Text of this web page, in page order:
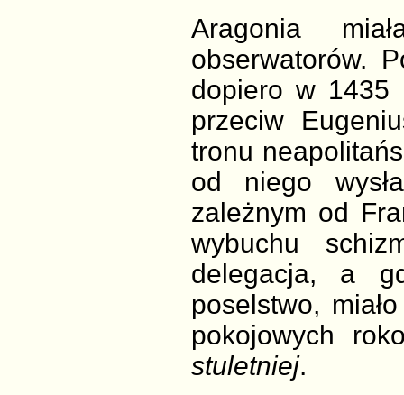
Aragonia
obserwatorów.
dopiero w 1435
przeciw
tronu
od niego
zależnym od
wybuchu
delegacja, a
poselstwo,
pokojowych
stuletniej.